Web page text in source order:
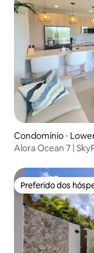
Condomínio ⋅
Alora Ocean 7 |
Preferido dos
Preferido dos